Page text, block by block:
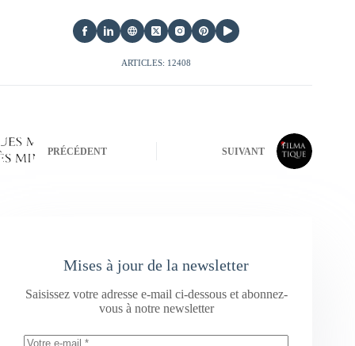
ARTICLES: 12408
PRÉCÉDENT SUIVANT
Mises à jour de la newsletter
Saisissez votre adresse e-mail ci-dessous et abonnez-
vous à notre newsletter